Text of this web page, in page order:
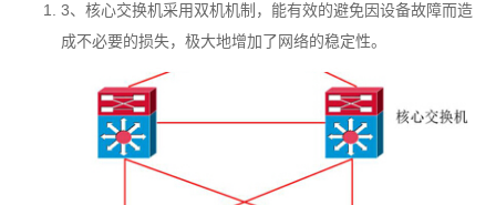
3、核心交换机采用双机机制，能有效的避免因设备故障而造
成不必要的损失，极大地增加了网络的稳定性。